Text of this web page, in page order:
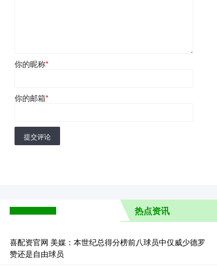
你的昵称*
你的邮箱*
提交评论
热点资讯
喜配资官网 美媒：本世纪总得分榜前八球员中仅威少德罗
赞还是自由球员